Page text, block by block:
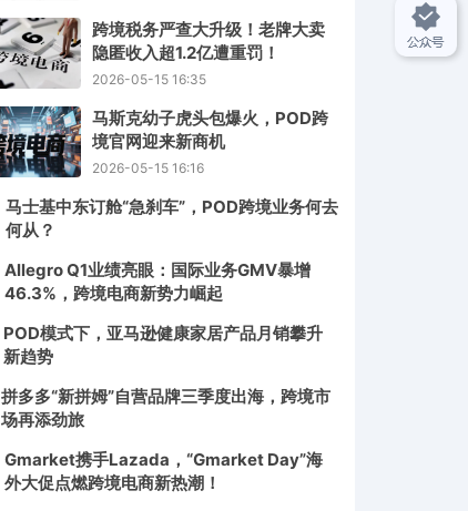
跨境税务严查大升级！老牌大卖
隐匿收入超1.2亿遭重罚！
2026-05-15 16:35
马斯克幼子虎头包爆火，POD跨
境官网迎来新商机
2026-05-15 16:16
马士基中东订舱“急刹车”，POD跨境业务何去
何从？
Allegro Q1业绩亮眼：国际业务GMV暴增
46.3%，跨境电商新势力崛起
POD模式下，亚马逊健康家居产品月销攀升
新趋势
拼多多“新拼姆”自营品牌三季度出海，跨境市
场再添劲旅
Gmarket携手Lazada，“Gmarket Day”海
外大促点燃跨境电商新热潮！